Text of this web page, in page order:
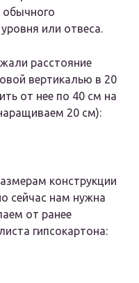
обычного
или отвеса.
расстояние
вертикалью в 20
от нее по 40 см на
20 см):
конструкции
сейчас нам нужна
от ранее
гипсокартона: